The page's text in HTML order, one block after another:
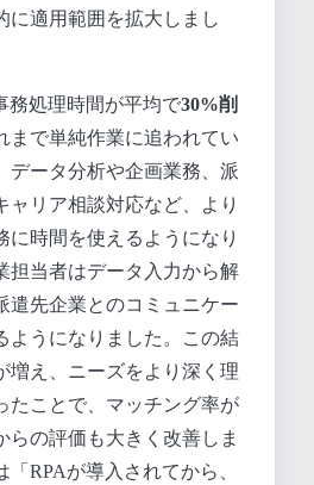
に適用範囲を拡大しまし
務処理時間が平均で30%削
まで単純作業に追われてい
データ分析や企画業務、派
ャリア相談対応など、より
に時間を使えるようになり
担当者はデータ入力から解
遣先企業とのコミュニケー
ようになりました。この結
増え、ニーズをより深く理
たことで、マッチング率が
らの評価も大きく改善しま
「RPAが導入されてから、